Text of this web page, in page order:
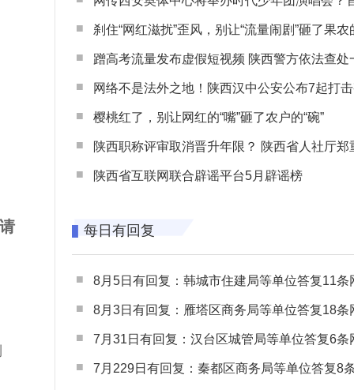
刹住“网红滋扰”歪风，别让“流量闹剧”砸了果农
蹭高考流量发布虚假短视频 陕西警方依法查处一起涉高考网络
网络不是法外之地！陕西汉中公安公布7起打击整治网谣网暴典型
樱桃红了，别让网红的“嘴”砸了农户的“碗”
陕西职称评审取消晋升年限？ 陕西省人社厅郑重声明 谨防职称评审不实言
陕西省互联网联合辟谣平台5月辟谣榜
每日有回复
8月5日有回复：韩城市住建局等单位答复11条网民
8月3日有回复：雁塔区商务局等单位答复18条网民
7月31日有回复：汉台区城管局等单位答复6条网民
7月229日有回复：秦都区商务局等单位答复8条网民